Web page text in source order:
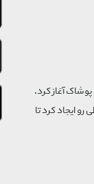
خود را در حوزه فروش پوشاک آغاز کرد.
رو ایجاد کرد تا